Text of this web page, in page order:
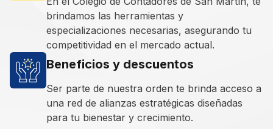
brindamos las herramientas y
especializaciones necesarias, asegurando tu
competitividad en el mercado actual.
Beneficios y descuentos
Ser parte de nuestra orden te brinda acceso a
una red de alianzas estratégicas diseñadas
para tu bienestar y crecimiento.